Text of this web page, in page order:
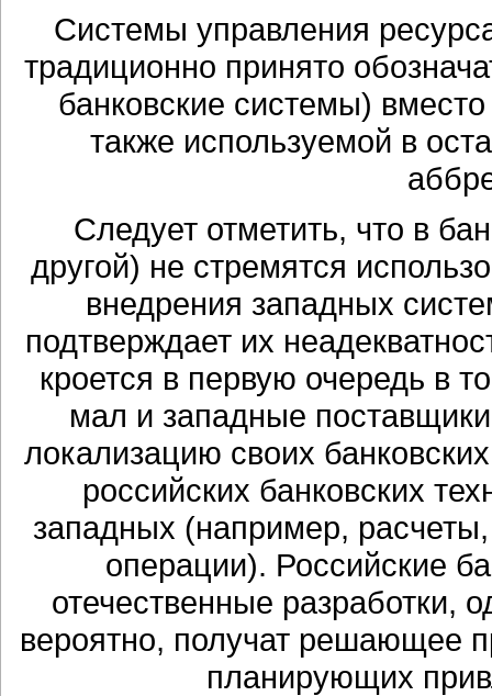
Системы управления
традиционно принято
банковские системы)
также используемой в
Следует отметить, что в
другой) не стремятся
внедрения западных
подтверждает их
кроется в первую очередь в
мал и западные
локализацию своих
российских банковских
западных (например,
операции). Российские
отечественные разработки,
вероятно, получат решающее
планирующих